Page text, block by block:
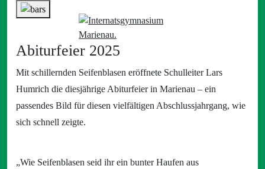
Abiturfeier 2025
Mit schillernden Seifenblasen eröffnete Schulleiter Lars
Humrich die diesjährige Abiturfeier in Marienau – ein
passendes Bild für diesen vielfältigen Abschlussjahrgang, wie
sich schnell zeigte.
„Wie Seifenblasen seid ihr ein bunter Haufen aus